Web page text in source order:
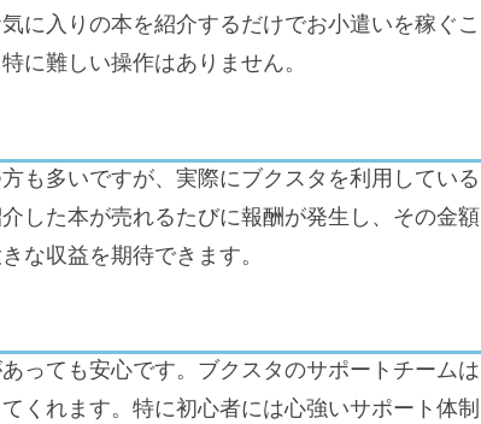
に入りの本を紹介するだけでお小遣いを稼ぐこ
に難しい操作はありません。
も多いですが、実際にブクスタを利用している
した本が売れるたびに報酬が発生し、その金額
な収益を期待できます。
っても安心です。ブクスタのサポートチームは
くれます。特に初心者には心強いサポート体制